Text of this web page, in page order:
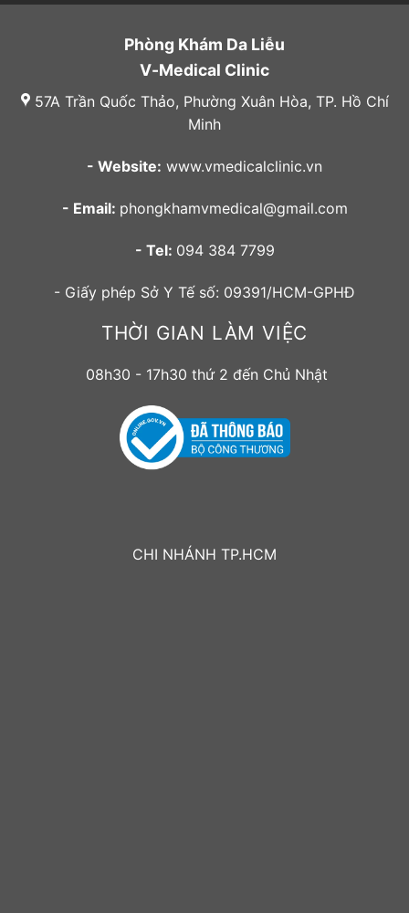
Phòng Khám Da Liễu
V-Medical Clinic
57A Trần Quốc Thảo, Phường Xuân Hòa, TP. Hồ Chí
Minh
- Website: www.vmedicalclinic.vn
- Email: phongkhamvmedical@gmail.com
- Tel: 094 384 7799
- Giấy phép Sở Y Tế số: 09391/HCM-GPHĐ
THỜI GIAN LÀM VIỆC
08h30 - 17h30 thứ 2 đến Chủ Nhật
CHI NHÁNH TP.HCM